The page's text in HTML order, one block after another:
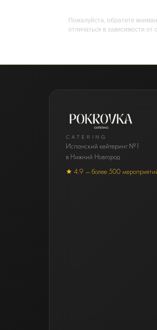
Пожалуйста, обратите
отличаться в зависимости
CATERING
Испанский кейтеринг №1
в Нижний Новгород
★ 4.9 — более 500